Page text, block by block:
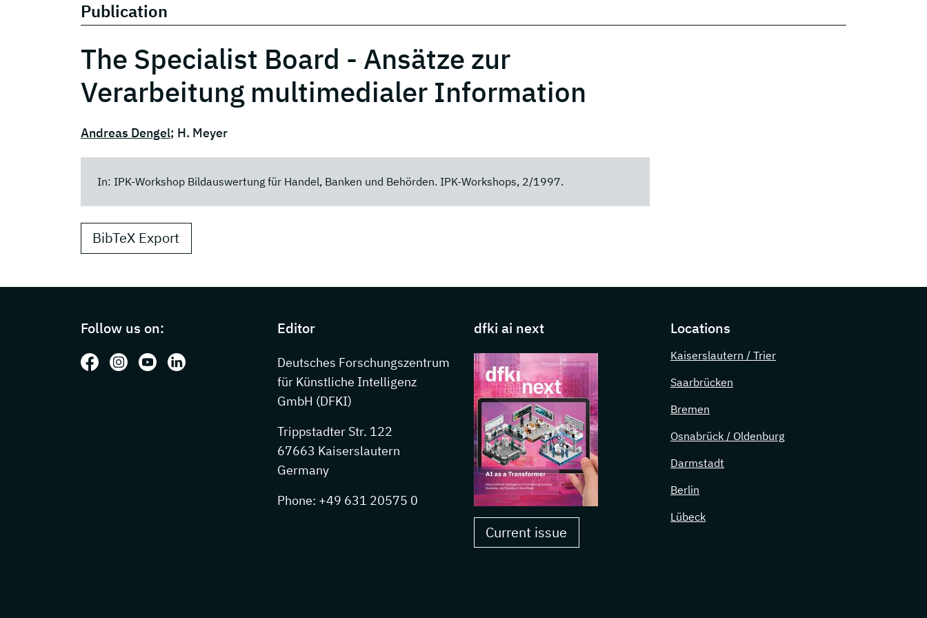
Publication
The Specialist Board - Ansätze zur
Verarbeitung multimedialer Information
Andreas Dengel; H. Meyer
In: IPK-Workshop Bildauswertung für Handel, Banken und Behörden. IPK-Workshops, 2/1997.
BibTeX Export
Follow us on:
Follow us on: Facebook
Follow us on: Instagram
Follow us on: Youtube
Follow us on: LinkedIn
Editor
Deutsches Forschungszentrum
für Künstliche Intelligenz
GmbH (DFKI)
Trippstadter Str. 122
67663 Kaiserslautern
Germany
Phone: +49 631 20575 0
dfki ai next
Current issue
Locations
Kaiserslautern / Trier
Saarbrücken
Bremen
Osnabrück / Oldenburg
Darmstadt
Berlin
Lübeck